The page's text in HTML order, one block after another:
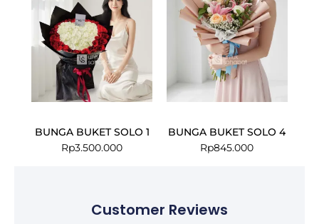
BUNGA BUKET SOLO 1
Rp3.500.000
BUNGA BUKET SOLO 4
Rp845.000
Customer Reviews